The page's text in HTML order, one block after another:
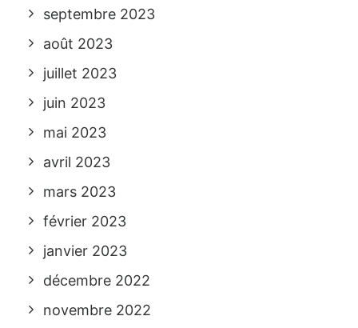
septembre 2023
août 2023
juillet 2023
juin 2023
mai 2023
avril 2023
mars 2023
février 2023
janvier 2023
décembre 2022
novembre 2022